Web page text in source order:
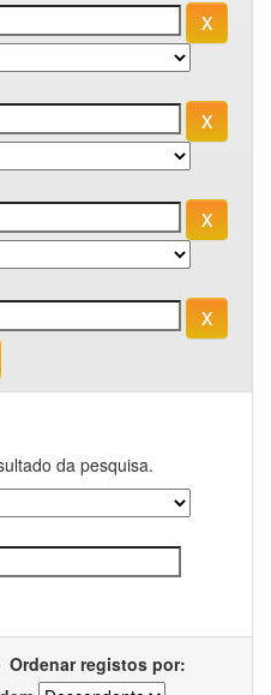
da pesquisa.
Ordenar registos por: